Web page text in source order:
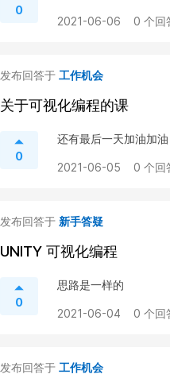
0
2021-06-06 0 个回
发布回答于 工作机会
关于可视化编程的课
0
还有最后一天加油加油
2021-06-05 0 个回
发布回答于 新手答疑
UNITY 可视化编程
0
思路是一样的
2021-06-04 0 个回
发布回答于 工作机会